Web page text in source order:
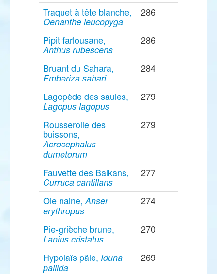
Traquet à tête blanche,
Oenanthe leucopyga
286
Pipit farlousane,
Anthus rubescens
286
Bruant du Sahara,
Emberiza sahari
284
Lagopède des saules,
Lagopus lagopus
279
Rousserolle des
buissons,
Acrocephalus
dumetorum
279
Fauvette des Balkans,
Curruca cantillans
277
Oie naine, Anser
erythropus
274
Pie-grièche brune,
Lanius cristatus
270
Hypolaïs pâle, Iduna
pallida
269